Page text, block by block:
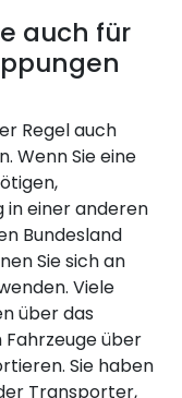
auch für
Regel auch
Wenn Sie eine
in einer anderen
Bundesland
Sie sich an
Viele
über das
Fahrzeuge über
Sie haben
Transporter,